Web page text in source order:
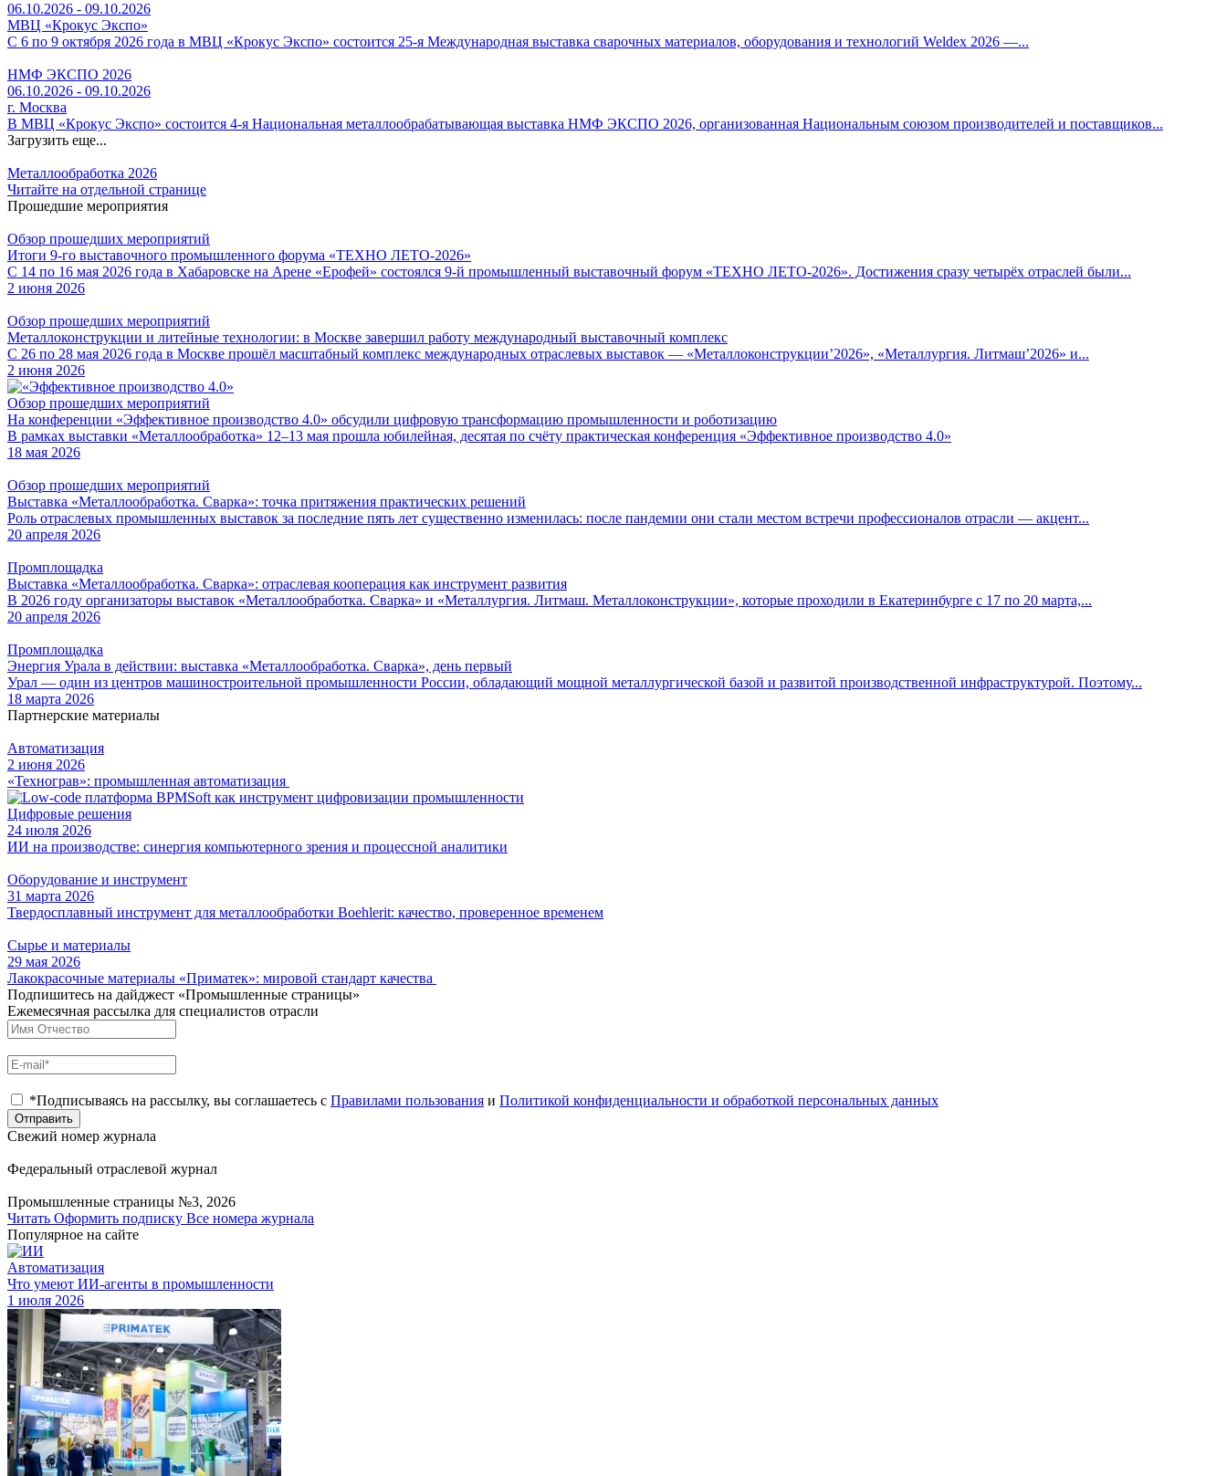
06.10.2026 - 09.10.2026
МВЦ «Крокус Экспо»
С 6 по 9 октября 2026 года в МВЦ «Крокус Экспо» состоится 25-я Международная выставка сварочных материалов, оборудования и технологий Weldex 2026 —...
НМФ ЭКСПО 2026
06.10.2026 - 09.10.2026
г. Москва
В МВЦ «Крокус Экспо» состоится 4-я Национальная металлообрабатывающая выставка НМФ ЭКСПО 2026, организованная Национальным союзом производителей и поставщиков...
Загрузить еще...
Металлообработка 2026
Читайте на отдельной странице
Прошедшие мероприятия
Обзор прошедших мероприятий
Итоги 9-го выставочного промышленного форума «ТЕХНО ЛЕТО-2026»
С 14 по 16 мая 2026 года в Хабаровске на Арене «Ерофей» состоялся 9-й промышленный выставочный форум «ТЕХНО ЛЕТО-2026». Достижения сразу четырёх отраслей были...
2 июня 2026
Обзор прошедших мероприятий
Металлоконструкции и литейные технологии: в Москве завершил работу международный выставочный комплекс
С 26 по 28 мая 2026 года в Москве прошёл масштабный комплекс международных отраслевых выставок — «Металлоконструкции’2026», «Металлургия. Литмаш’2026» и...
2 июня 2026
Обзор прошедших мероприятий
На конференции «Эффективное производство 4.0» обсудили цифровую трансформацию промышленности и роботизацию
В рамках выставки «Металлообработка» 12–13 мая прошла юбилейная, десятая по счёту практическая конференция «Эффективное производство 4.0»
18 мая 2026
Обзор прошедших мероприятий
Выставка «Металлообработка. Сварка»: точка притяжения практических решений
Роль отраслевых промышленных выставок за последние пять лет существенно изменилась: после пандемии они стали местом встречи профессионалов отрасли — акцент...
20 апреля 2026
Промплощадка
Выставка «Металлообработка. Сварка»: отраслевая кооперация как инструмент развития
В 2026 году организаторы выставок «Металлообработка. Сварка» и «Металлургия. Литмаш. Металлоконструкции», которые проходили в Екатеринбурге с 17 по 20 марта,...
20 апреля 2026
Промплощадка
Энергия Урала в действии: выставка «Металлообработка. Сварка», день первый
Урал — один из центров машиностроительной промышленности России, обладающий мощной металлургической базой и развитой производственной инфраструктурой. Поэтому...
18 марта 2026
Партнерские материалы
Автоматизация
2 июня 2026
«Технограв»: промышленная автоматизация
Цифровые решения
24 июля 2026
ИИ на производстве: синергия компьютерного зрения и процессной аналитики
Оборудование и инструмент
31 марта 2026
Твердосплавный инструмент для металлообработки Boehlerit: качество, проверенное временем
Сырье и материалы
29 мая 2026
Лакокрасочные материалы «Приматек»: мировой стандарт качества
Подпишитесь на дайджест «Промышленные страницы»
Ежемесячная рассылка для специалистов отрасли
*Подписываясь на рассылку, вы соглашаетесь с Правилами пользования и Политикой конфиденциальности и обработкой персональных данных
Отправить
Свежий номер журнала
Федеральный отраслевой журнал
Промышленные страницы №3, 2026
Читать Оформить подписку Все номера журнала
Популярное на сайте
Автоматизация
Что умеют ИИ-агенты в промышленности
1 июля 2026